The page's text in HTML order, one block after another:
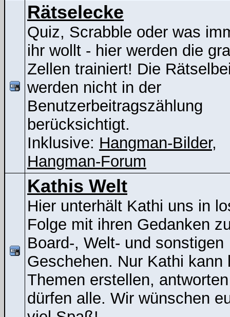
Rätselecke
Quiz, Scrabble oder was
ihr wollt - hier werden die
Zellen trainiert! Die
werden nicht in der
Benutzerbeitragszählung
berücksichtigt.
Inklusive: Hangman-Bilder,
Hangman-Forum
Kathis Welt
Hier unterhält Kathi uns in
Folge mit ihren Gedanken
Board-, Welt- und sonstigen
Geschehen. Nur Kathi kann
Themen erstellen, antworten
dürfen alle. Wir wünschen